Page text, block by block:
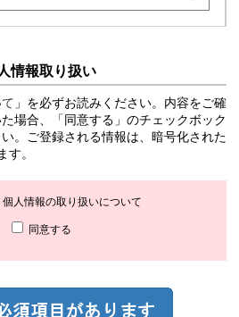
情報取り扱い
」を必ずお読みください。内容をご確
場合、「同意する」のチェックボック
。ご登録される情報は、暗号化された
す。
人情報の取り扱いについて
同意する